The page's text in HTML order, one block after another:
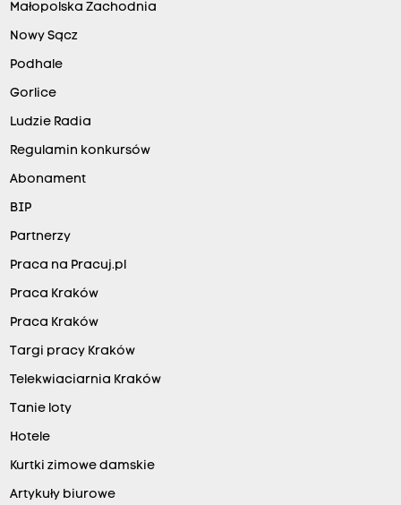
Małopolska Zachodnia
Nowy Sącz
Podhale
Gorlice
Ludzie Radia
Regulamin konkursów
Abonament
BIP
Partnerzy
Praca na Pracuj.pl
Praca Kraków
Praca Kraków
Targi pracy Kraków
Telekwiaciarnia Kraków
Tanie loty
Hotele
Kurtki zimowe damskie
Artykuły biurowe